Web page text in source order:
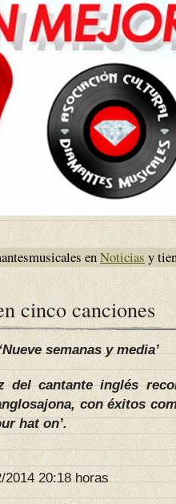
enNoticias y
cinco canciones
semanas y media’
del cantante inglés
con éxitos
hat on’.
20:18 horas